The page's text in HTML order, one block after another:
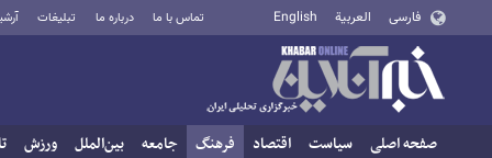
فارسی العربية English تماس با ما درباره ما تبلیغات
صفحه اصلی سیاست اقتصاد فرهنگ جامعه بین‌الملل ورزش